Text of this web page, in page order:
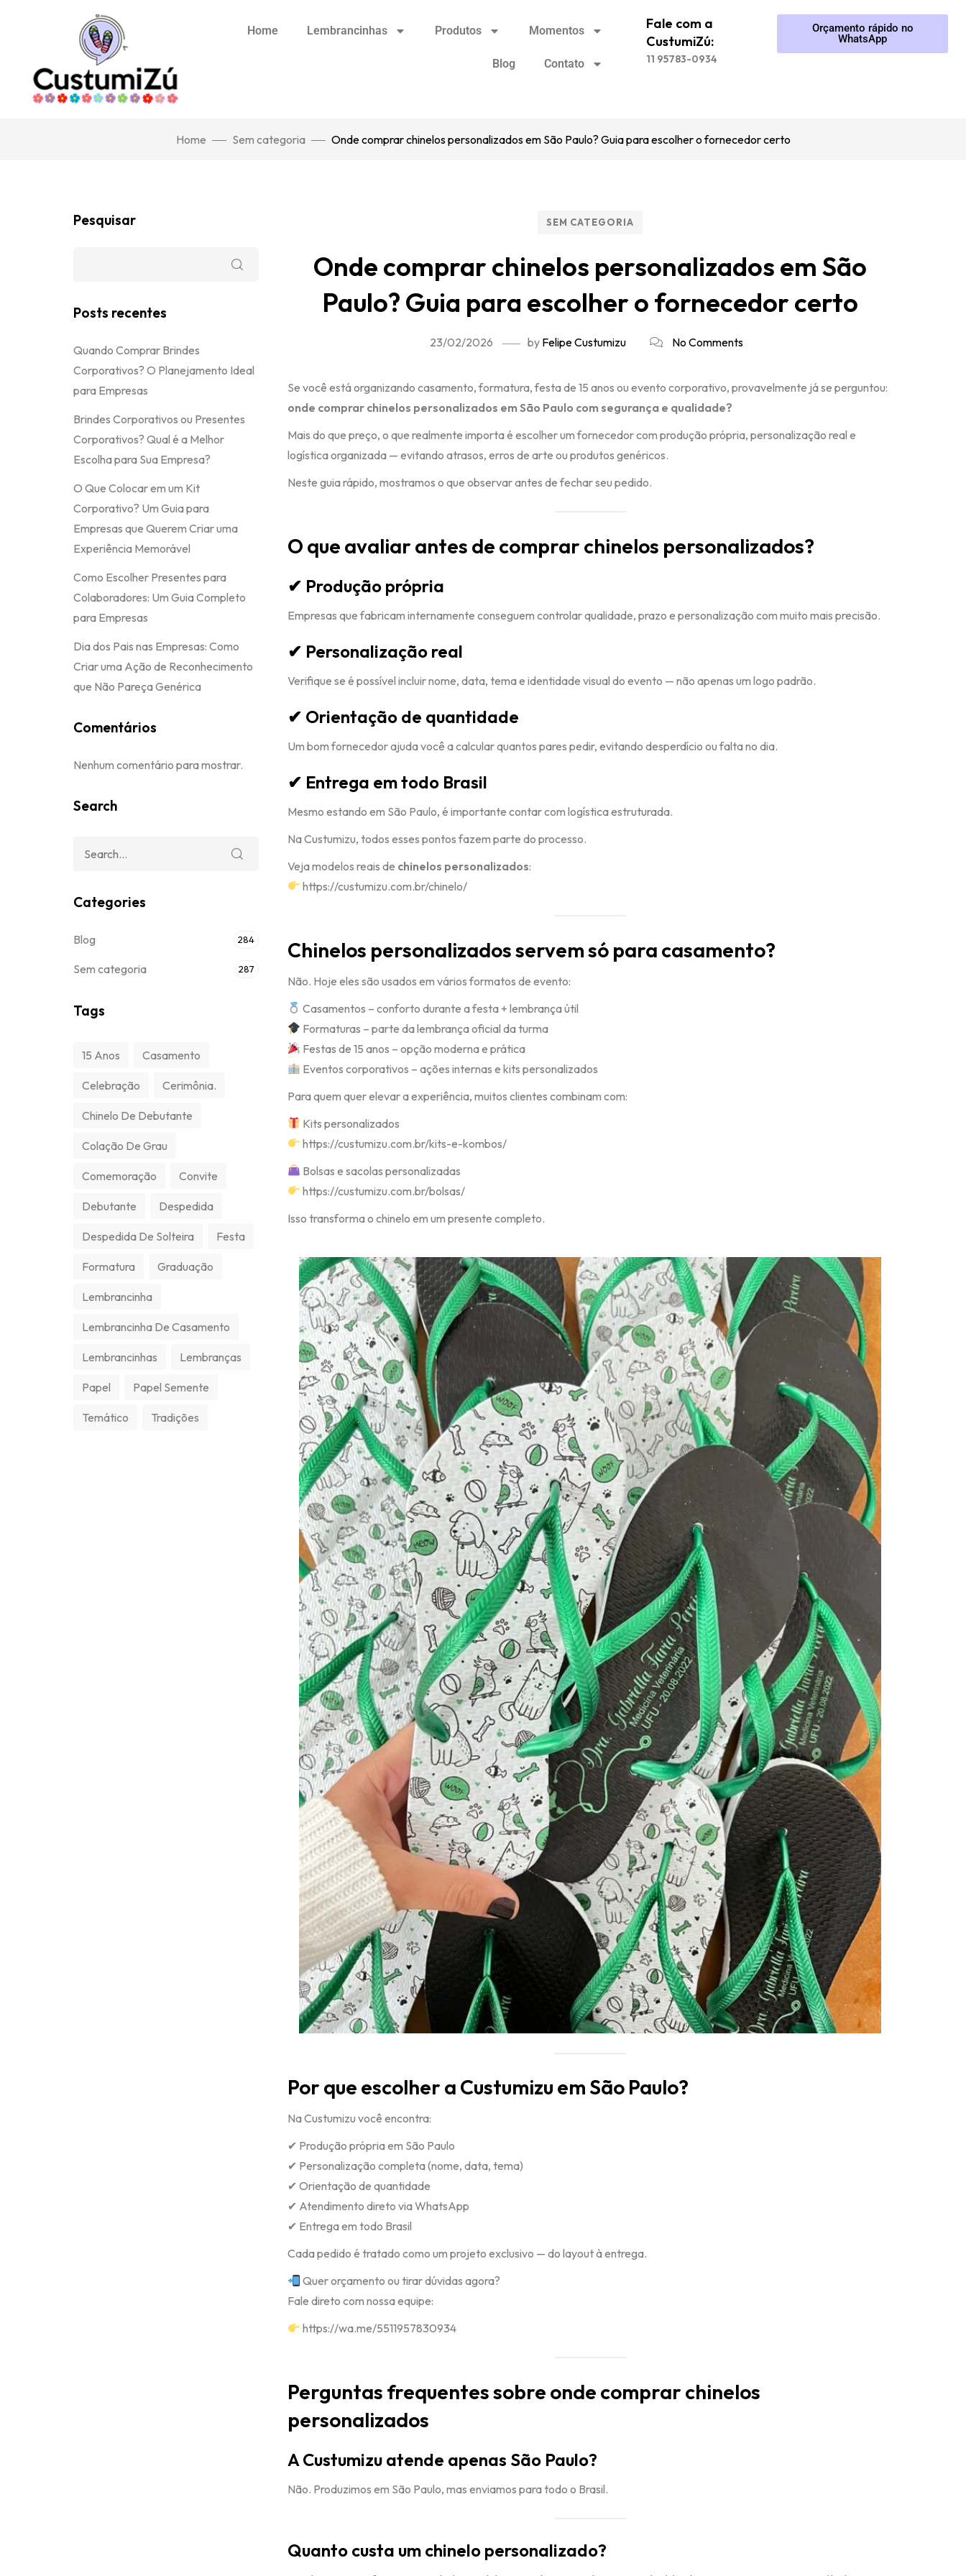
Home Lembrancinhas Produtos Momentos
Blog Contato
Fale com a
CustumiZú:
11 95783-0934
Orçamento rápido no
WhatsApp
Home Sem categoria Onde comprar chinelos personalizados em São Paulo? Guia para escolher o fornecedor certo
SEM CATEGORIA
Onde comprar chinelos personalizados em São
Paulo? Guia para escolher o fornecedor certo
23/02/2026 by Felipe Custumizu No Comments
Se você está organizando casamento, formatura, festa de 15 anos ou evento corporativo, provavelmente já se perguntou:
onde comprar chinelos personalizados em São Paulo com segurança e qualidade?
Mais do que preço, o que realmente importa é escolher um fornecedor com produção própria, personalização real e
logística organizada — evitando atrasos, erros de arte ou produtos genéricos.
Neste guia rápido, mostramos o que observar antes de fechar seu pedido.
O que avaliar antes de comprar chinelos personalizados?
✔ Produção própria
Empresas que fabricam internamente conseguem controlar qualidade, prazo e personalização com muito mais precisão.
✔ Personalização real
Verifique se é possível incluir nome, data, tema e identidade visual do evento — não apenas um logo padrão.
✔ Orientação de quantidade
Um bom fornecedor ajuda você a calcular quantos pares pedir, evitando desperdício ou falta no dia.
✔ Entrega em todo Brasil
Mesmo estando em São Paulo, é importante contar com logística estruturada.
Na Custumizu, todos esses pontos fazem parte do processo.
Veja modelos reais de chinelos personalizados:
https://custumizu.com.br/chinelo/
Chinelos personalizados servem só para casamento?
Não. Hoje eles são usados em vários formatos de evento:
Casamentos – conforto durante a festa + lembrança útil
Formaturas – parte da lembrança oficial da turma
Festas de 15 anos – opção moderna e prática
Eventos corporativos – ações internas e kits personalizados
Para quem quer elevar a experiência, muitos clientes combinam com:
Kits personalizados
https://custumizu.com.br/kits-e-kombos/
Bolsas e sacolas personalizadas
https://custumizu.com.br/bolsas/
Isso transforma o chinelo em um presente completo.
Por que escolher a Custumizu em São Paulo?
Na Custumizu você encontra:
✔ Produção própria em São Paulo
✔ Personalização completa (nome, data, tema)
✔ Orientação de quantidade
✔ Atendimento direto via WhatsApp
✔ Entrega em todo Brasil
Cada pedido é tratado como um projeto exclusivo — do layout à entrega.
Quer orçamento ou tirar dúvidas agora?
Fale direto com nossa equipe:
https://wa.me/5511957830934
Perguntas frequentes sobre onde comprar chinelos
personalizados
A Custumizu atende apenas São Paulo?
Não. Produzimos em São Paulo, mas enviamos para todo o Brasil.
Quanto custa um chinelo personalizado?
Pesquisar
Posts recentes
Quando Comprar Brindes
Corporativos? O Planejamento Ideal
para Empresas
Brindes Corporativos ou Presentes
Corporativos? Qual é a Melhor
Escolha para Sua Empresa?
O Que Colocar em um Kit
Corporativo? Um Guia para
Empresas que Querem Criar uma
Experiência Memorável
Como Escolher Presentes para
Colaboradores: Um Guia Completo
para Empresas
Dia dos Pais nas Empresas: Como
Criar uma Ação de Reconhecimento
que Não Pareça Genérica
Comentários
Nenhum comentário para mostrar.
Search
Categories
Blog 284
Sem categoria 287
Tags
15 Anos Casamento
Celebração Cerimônia.
Chinelo De Debutante
Colação De Grau
Comemoração Convite
Debutante Despedida
Despedida De Solteira Festa
Formatura Graduação
Lembrancinha
Lembrancinha De Casamento
Lembrancinhas Lembranças
Papel Papel Semente
Temático Tradições